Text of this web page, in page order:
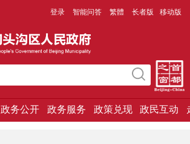
登录 智能问答 繁體 长者版 移动版
政务公开 政务服务 政策兑现 政民互动